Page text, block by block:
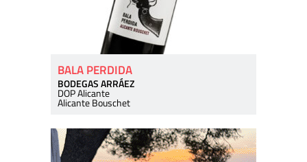
BALA PERDIDA
BODEGAS ARRÁEZ
DOP Alicante
Alicante Bouschet